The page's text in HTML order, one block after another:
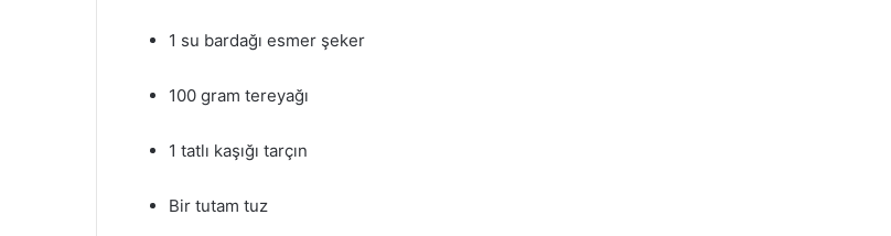
1 su bardağı esmer şeker
100 gram tereyağı
1 tatlı kaşığı tarçın
Bir tutam tuz